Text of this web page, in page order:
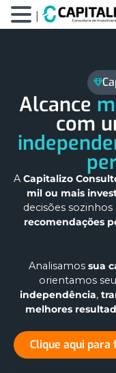
Alcance
com
A Capitalizo
mil ou mais
decisões
recomendações
Analisamos sua
orientamos
independência,
melhores
Clique aqui para